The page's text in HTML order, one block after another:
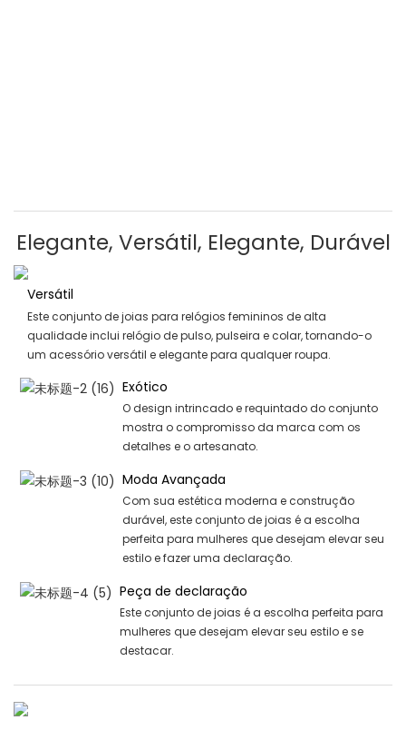
Elegante, Versátil, Elegante, Durável
Versátil
Este conjunto de joias para relógios femininos de alta
qualidade inclui relógio de pulso, pulseira e colar, tornando-o
um acessório versátil e elegante para qualquer roupa.
Exótico
O design intrincado e requintado do conjunto
mostra o compromisso da marca com os
detalhes e o artesanato.
Moda Avançada
Com sua estética moderna e construção
durável, este conjunto de joias é a escolha
perfeita para mulheres que desejam elevar seu
estilo e fazer uma declaração.
Peça de declaração
Este conjunto de joias é a escolha perfeita para
mulheres que desejam elevar seu estilo e se
destacar.